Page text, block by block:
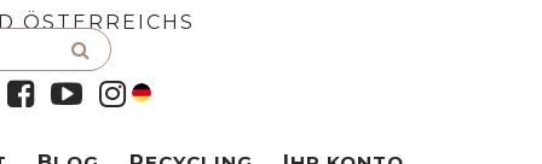
ÖSTERREICHS